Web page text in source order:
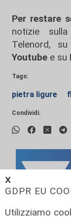
𝗫
GDPR EU
Utilizziamo
Per restare
notizie
Telenord, su
Youtube e su
Tags:
pietra ligure
Condividi: